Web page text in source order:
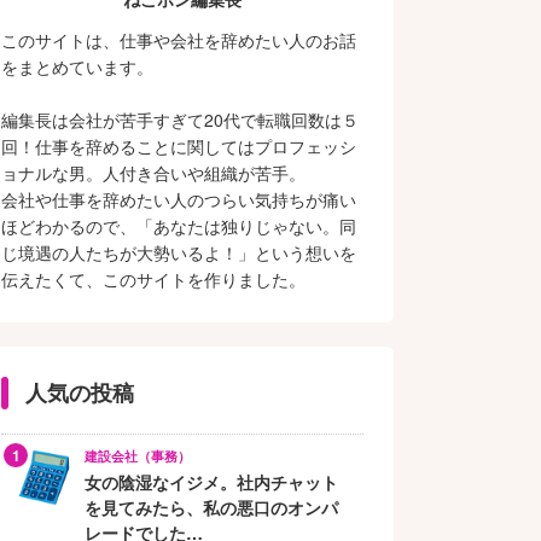
このサイトは、仕事や会社を辞めたい人のお話
をまとめています。
編集長は会社が苦手すぎて20代で転職回数は５
回！仕事を辞めることに関してはプロフェッシ
ョナルな男。人付き合いや組織が苦手。
会社や仕事を辞めたい人のつらい気持ちが痛い
ほどわかるので、「あなたは独りじゃない。同
じ境遇の人たちが大勢いるよ！」という想いを
伝えたくて、このサイトを作りました。
人気の投稿
建設会社（事務）
女の陰湿なイジメ。社内チャット
を見てみたら、私の悪口のオンパ
レードでした…